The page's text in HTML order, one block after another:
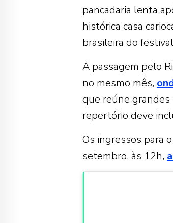
pancadaria lenta
histórica casa
brasileira do
A passagem pelo
no mesmo mês,
que reúne grandes
repertório deve
Os ingressos para
setembro, às 12h,